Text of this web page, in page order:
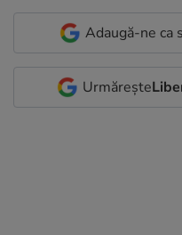
Adaugă-ne ca
Urmărește